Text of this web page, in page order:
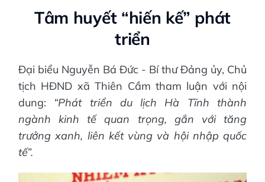
Tâm huyết “hiến kế” phát
triển
Đại biểu Nguyễn Bá Đức - Bí thư Đảng ủy, Chủ
tịch HĐND xã Thiên Cầm tham luận với nội
dung: “Phát triển du lịch Hà Tĩnh thành
ngành kinh tế quan trọng, gắn với tăng
trưởng xanh, liên kết vùng và hội nhập quốc
tế”.